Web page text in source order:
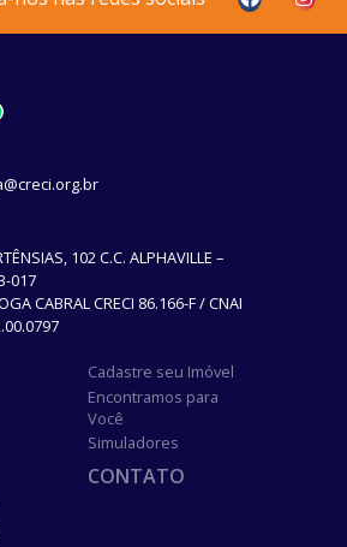
102 C.C. ALPHAVILLE –
017
CABRAL CRECI 86.166-F / CNAI
Cadastre seu Imóvel
Encontramos para
Você
Simuladores
CONTATO